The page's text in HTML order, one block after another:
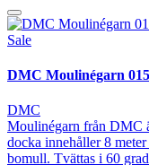
Sale
DMC Moulinégarn
DMC
Moulinégarn från DMC
docka innehåller 8
bomull. Tvättas i 60